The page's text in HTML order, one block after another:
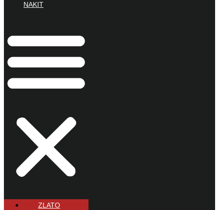
NAKIT
ZLATO